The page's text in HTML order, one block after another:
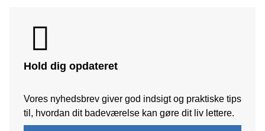
Hold dig opdateret
Vores nyhedsbrev giver god indsigt og praktiske tips
til, hvordan dit badeværelse kan gøre dit liv lettere.